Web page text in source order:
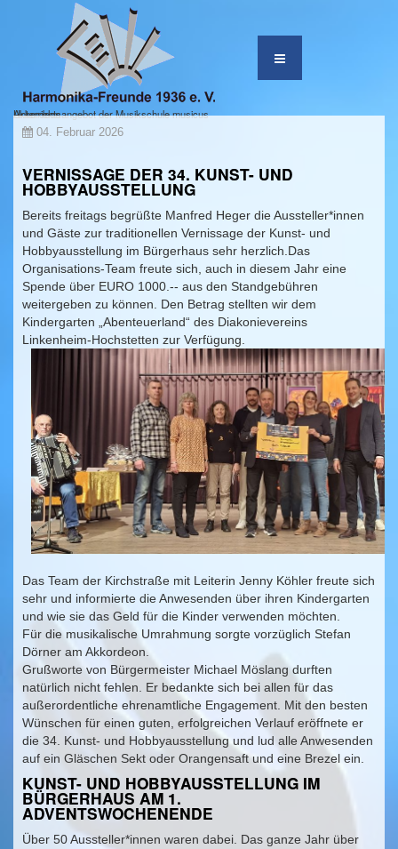
Unterrichtsangebot der Musikschule musicus
Akkordeon
04. Februar 2026
VERNISSAGE DER 34. KUNST- UND
HOBBYAUSSTELLUNG
Bereits freitags begrüßte Manfred Heger die Aussteller*innen
und Gäste zur traditionellen Vernissage der Kunst- und
Hobbyausstellung im Bürgerhaus sehr herzlich.Das
Organisations-Team freute sich, auch in diesem Jahr eine
Spende über EURO 1000.-- aus den Standgebühren
weitergeben zu können. Den Betrag stellten wir dem
Kindergarten „Abenteuerland“ des Diakonievereins
Linkenheim-Hochstetten zur Verfügung.
Das Team der Kirchstraße mit Leiterin Jenny Köhler freute sich
sehr und informierte die Anwesenden über ihren Kindergarten
und wie sie das Geld für die Kinder verwenden möchten.
Für die musikalische Umrahmung sorgte vorzüglich Stefan
Dörner am Akkordeon.
Grußworte von Bürgermeister Michael Möslang durften
natürlich nicht fehlen. Er bedankte sich bei allen für das
außerordentliche ehrenamtliche Engagement. Mit den besten
Wünschen für einen guten, erfolgreichen Verlauf eröffnete er
die 34. Kunst- und Hobbyausstellung und lud alle Anwesenden
auf ein Gläschen Sekt oder Orangensaft und eine Brezel ein.
KUNST- UND HOBBYAUSSTELLUNG IM
BÜRGERHAUS AM 1.
ADVENTSWOCHENENDE
Über 50 Aussteller*innen waren dabei. Das ganze Jahr über